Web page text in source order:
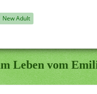
New Adult
Leben vom